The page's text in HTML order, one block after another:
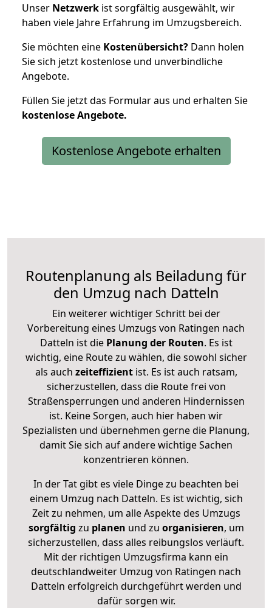
Unser Netzwerk ist sorgfältig ausgewählt, wir
haben viele Jahre Erfahrung im Umzugsbereich.
Sie möchten eine Kostenübersicht? Dann holen
Sie sich jetzt kostenlose und unverbindliche
Angebote.
Füllen Sie jetzt das Formular aus und erhalten Sie
kostenloseAngebote.
Kostenlose Angebote erhalten
Routenplanung als Beiladung für
den Umzug nach Datteln
Ein weiterer wichtiger Schritt bei der
Vorbereitung eines Umzugs von Ratingen nach
Datteln ist diePlanung der Routen. Es ist
wichtig, eine Route zu wählen, die sowohl sicher
als auch zeiteffizientist. Es ist auch ratsam,
sicherzustellen, dass die Route frei von
Straßensperrungen und anderen Hindernissen
ist. Keine Sorgen, auch hier haben wir
Spezialisten und übernehmen gerne die Planung,
damit Sie sich auf andere wichtige Sachen
konzentrieren können.
In der Tat gibt es viele Dinge zu beachten bei
einem Umzug nach Datteln. Es ist wichtig, sich
Zeit zu nehmen, um alle Aspekte des Umzugs
sorgfältig zu planen und zu organisieren, um
sicherzustellen, dass alles reibungslos verläuft.
Mit der richtigen Umzugsfirma kann ein
deutschlandweiter Umzug von Ratingen nach
Datteln erfolgreich durchgeführt werden und
dafür sorgen wir.